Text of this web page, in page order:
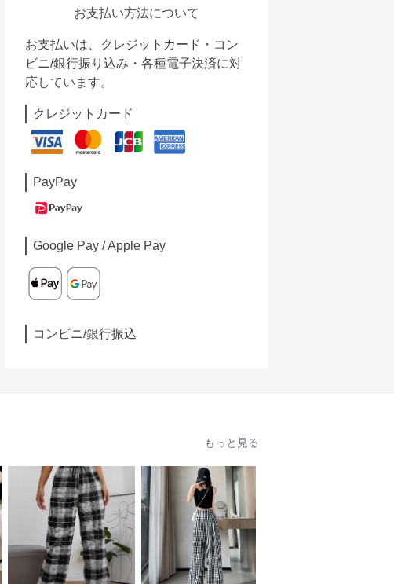
お支払い方法について
お支払いは、クレジットカード・コン
ビニ/銀行振り込み・各種電子決済に対
応しています。
クレジットカード
PayPay
Google Pay / Apple Pay
コンビニ/銀行振込
もっと見る